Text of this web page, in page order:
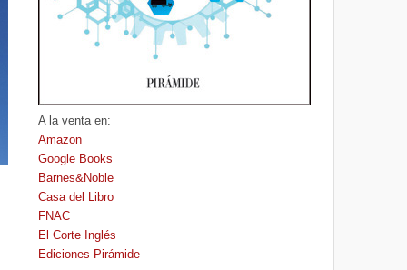
A la venta en:
Amazon
Google Books
Barnes&Noble
Casa del Libro
FNAC
El Corte Inglés
Ediciones Pirámide